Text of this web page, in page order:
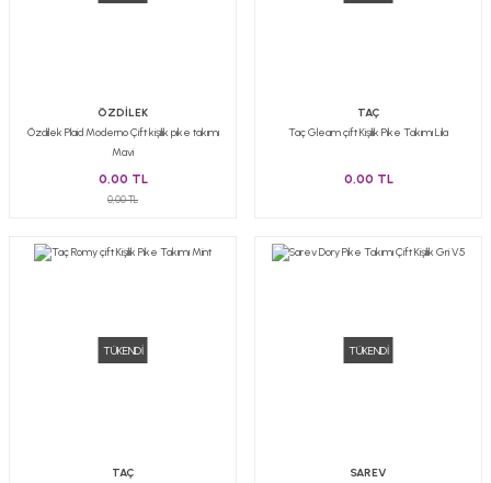
ÖZDİLEK
Özdilek Plaid Moderno Çift kişilik pike takımı
Mavi
0,00 TL
0,00 TL
TAÇ
Taç Gleam çift Kişilik Pike Takımı Lila
0,00 TL
TÜKENDİ
TAÇ
TÜKENDİ
SAREV